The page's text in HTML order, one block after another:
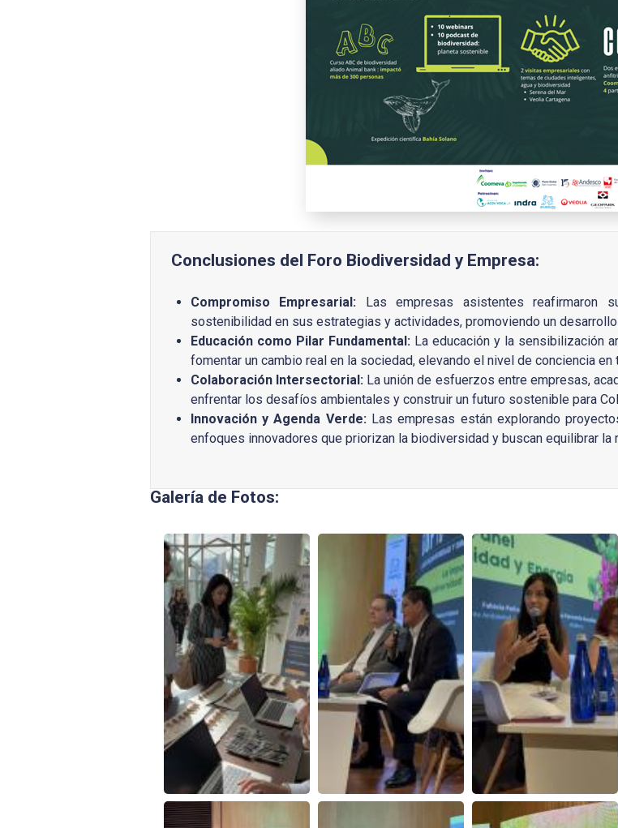
Conclusiones del Foro Biodiversidad y Empresa:
Compromiso Empresarial: Las empresas asistentes reafirmaron
sostenibilidad en sus estrategias y actividades, promoviendo un
Educación como Pilar Fundamental:La educación y la sensibilización
fomentar un cambio real en la sociedad, elevando el nivel de conciencia
Colaboración Intersectorial:La unión de esfuerzos entre empresas,
enfrentar los desafíos ambientales y construir un futuro sostenible para
Innovación y Agenda Verde:Las empresas están explorando
enfoques innovadores que priorizan la biodiversidad y buscan equilibrar
Galería de Fotos: